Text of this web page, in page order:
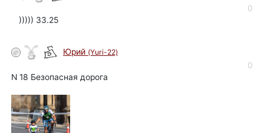
0
))))) 33.25
Юрий (Yuri-22)
0
N 18 Безопасная дорога